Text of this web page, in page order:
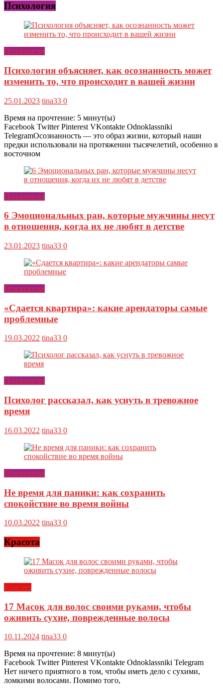
Психология
Психология
Психология объясняет, как осознанность может
изменить то, что происходит в вашей жизни
25.01.2023 tina33 0
Время на прочтение: 5 минут(ы)
Facebook Twitter Pinterest VKontakte Odnoklassniki
TelegramОсознанность — это образ жизни, который наши
предки использовали на протяжении тысячелетий, особенно в
восточном
Психология
6 Эмоциональных ран, которые мужчины несут
в отношения, когда их не любят в детстве
23.01.2023 tina33 0
Психология
«Сдается квартира»: какие арендаторы самые
проблемные
19.03.2022 tina33 0
Психология
Психолог рассказал, как уснуть в тревожное
время
16.03.2022 tina33 0
Психология
Не время для паники: как сохранить
спокойствие во время войны
10.03.2022 tina33 0
Красота
Красота
17 Масок для волос своими руками, чтобы
оживить сухие, поврежденные волосы
10.11.2024 tina33 0
Время на прочтение: 8 минут(ы)
Facebook Twitter Pinterest VKontakte Odnoklassniki Telegram
Нет ничего приятного в том, чтобы иметь дело с сухими,
ломкими волосами. Помимо того,